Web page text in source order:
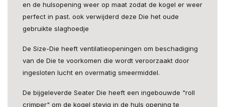
en de hulsopening weer op maat zodat de kogel er weer
perfect in past. ook verwijderd deze Die het oude
gebruikte slaghoedje
De Size-Die heeft ventilatieopeningen om beschadiging
van de Die te voorkomen die wordt veroorzaakt door
ingesloten lucht en overmatig smeermiddel.
De bijgeleverde Seater Die heeft een ingebouwde "roll
crimper" om de kogel stevig in de huls opening te